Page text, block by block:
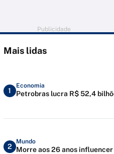
Publicidade
Mais lidas
1
Economia
Petrobras lucra R$ 52,4
2
Mundo
Morre aos 26 anos